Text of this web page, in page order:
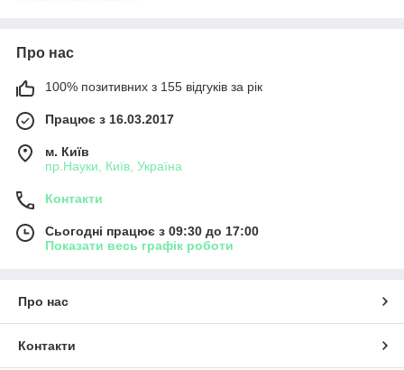
Про нас
100% позитивних з 155 відгуків за рік
Працює з 16.03.2017
м. Київ
пр.Науки, Київ, Україна
Контакти
Сьогодні працює з 09:30 до 17:00
Показати весь графік роботи
Про нас
Контакти